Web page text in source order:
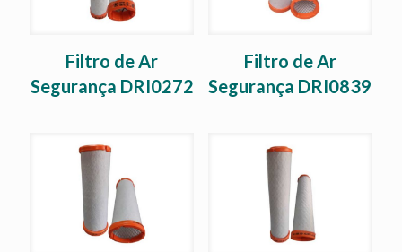
Filtro de Ar
Segurança DRI0272
Filtro de Ar
Segurança DRI0839